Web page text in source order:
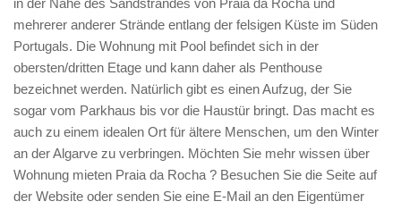
in der Nähe des Sandstrandes von Praia da Rocha und
mehrerer anderer Strände entlang der felsigen Küste im Süden
Portugals. Die Wohnung mit Pool befindet sich in der
obersten/dritten Etage und kann daher als Penthouse
bezeichnet werden. Natürlich gibt es einen Aufzug, der Sie
sogar vom Parkhaus bis vor die Haustür bringt. Das macht es
auch zu einem idealen Ort für ältere Menschen, um den Winter
an der Algarve zu verbringen. Möchten Sie mehr wissen über
Wohnung mieten Praia da Rocha ? Besuchen Sie die Seite auf
der Website oder senden Sie eine E-Mail an den Eigentümer